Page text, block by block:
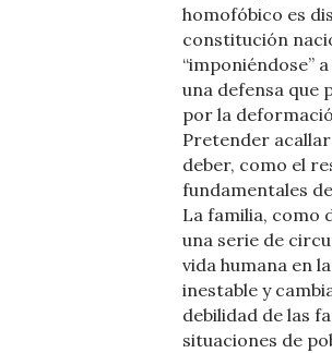
homofóbico es
constitución
“imponiéndose”
una defensa que
por la
Pretender
deber, como el
fundamentales
La familia, como
una serie de
vida humana en
inestable y
debilidad de las
situaciones de